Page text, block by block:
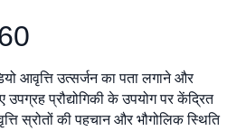
आवृत्ति उत्सर्जन का पता लगाने और
प्रौद्योगिकी के उपयोग पर केंद्रित
स्रोतों की पहचान और भौगोलिक स्थिति